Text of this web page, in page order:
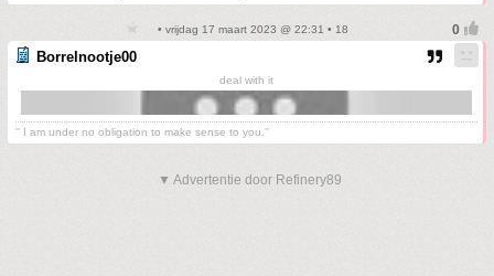
• vrijdag 17 maart 2023 @ 22:31 • 18
Borrelnootje00
deal with it
'' I am under no obligation to make sense to you.''
▼ Advertentie door Refinery89